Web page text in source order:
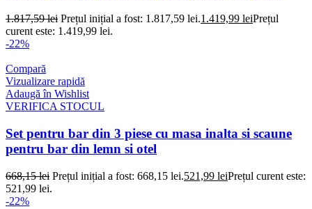
1.817,59lei Prețul inițial a fost: 1.817,59 lei.1.419,99 leiPrețul
curent este: 1.419,99 lei.
-22%
Compară
Vizualizare rapidă
Adaugă în Wishlist
VERIFICA STOCUL
Set pentru bar din 3 piese cu masa inalta si scaune
pentru bar din lemn si otel
668,15lei Prețul inițial a fost: 668,15 lei.521,99 leiPrețul curent este:
521,99 lei.
-22%